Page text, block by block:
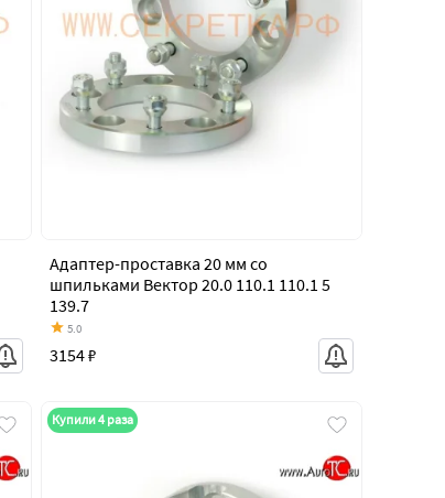
Адаптер-проставка 20 мм со
шпильками Вектор 20.0 110.1 110.1 5
139.7
5.0
3154 ₽
Купили 4 раза